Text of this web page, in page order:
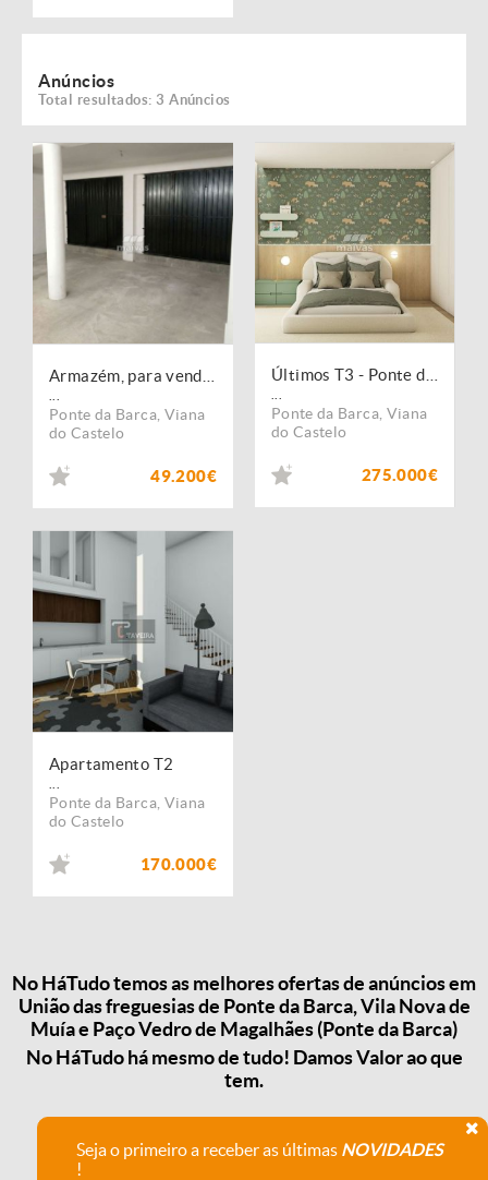
Anúncios
Total resultados: 3 Anúncios
Ponte da Barca, Viana
do Castelo
49.200€
Ponte da Barca, Viana
do Castelo
275.000€
Apartamento T2
Ponte da Barca, Viana
do Castelo
170.000€
No HáTudo temos as melhores ofertas de anúncios em
União das freguesias de Ponte da Barca, Vila Nova de
Muía e Paço Vedro de Magalhães (Ponte da Barca)
No HáTudo há mesmo de tudo! Damos Valor ao que
tem.
Seja o primeiro a receber as últimas NOVIDADES
!